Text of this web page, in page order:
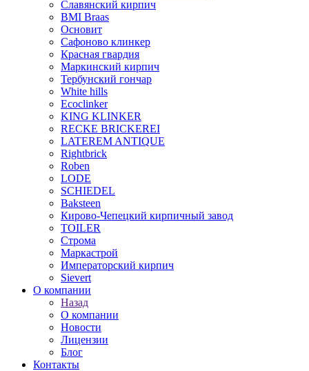
Славянский кирпич
BMI Braas
Основит
Сафоново клинкер
Красная гвардия
Маркинский кирпич
Тербунский гончар
White hills
Ecoclinker
KING KLINKER
RECKE BRICKEREI
LATEREM ANTIQUE
Rightbrick
Roben
LODE
SCHIEDEL
Baksteen
Кирово-Чепецкий кирпичный завод
TOILER
Строма
Маркастрой
Императорский кирпич
Sievert
О компании
Назад
О компании
Новости
Лицензии
Блог
Контакты